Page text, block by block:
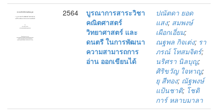
2564
บูรณาการสาระวิชา
คณิตศาสตร์
วิทยาศาสตร์ และ
ดนตรี ในการพัฒนา
ความสามารถการ
อ่าน ออกเขียนได้
ปณัตดา ยอด
แสง; สมพงษ์
เผือกเอี่ยม;
ณฐพล กิจเต่ง; รา
ภรณ์ โทสมจิตร์;
นริศรา นิลบุญ;
ศิริขวัญ ใจหาญ;
ยุ สีทอง; ณัฐพงษ์
แป้นชาติ; โชติ
การ์ หลาบมาลา